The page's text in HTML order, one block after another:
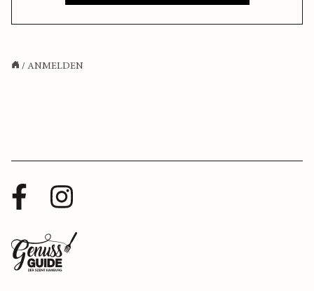
/ ANMELDEN
Facebook
Profil
Instagram
Zurück
zur